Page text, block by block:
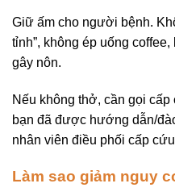
Giữ ấm cho người bệnh.
tỉnh”, không ép uống
gây nôn.
Nếu không thở, cần gọi
bạn đã được hướng dẫn/
nhân viên điều phối cấp
Làm sao giảm nguy